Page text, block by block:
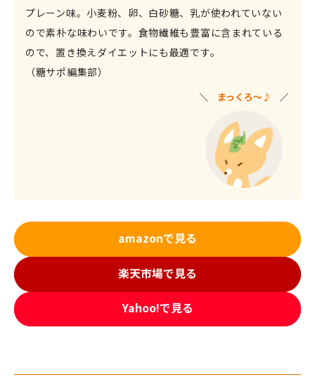
プレーン味。小麦粉、卵、白砂糖、乳が使われていない
ので素朴な味わいです。食物繊維も豊富に含まれている
ので、置き換えダイエットにも最適です。
（糖サポ編集部）
まっくろ～♪
amazonで見る
楽天市場で見る
Yahoo!で見る